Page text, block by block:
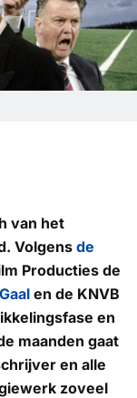
van het
Volgens de
Producties de
en de KNVB
en
maanden gaat
en alle
zoveel